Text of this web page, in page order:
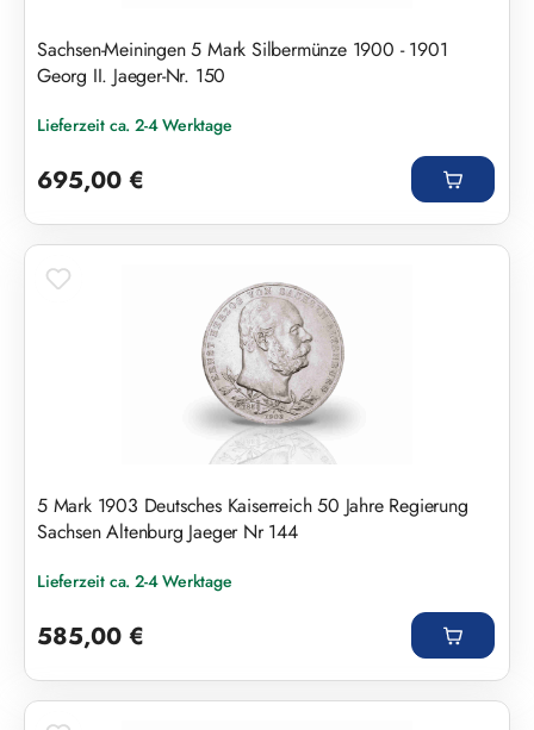
Sachsen-Meiningen 5 Mark Silbermünze 1900 - 1901
Georg II. Jaeger-Nr. 150
Lieferzeit ca. 2-4 Werktage
695,00 €
5 Mark 1903 Deutsches Kaiserreich 50 Jahre Regierung
Sachsen Altenburg Jaeger Nr 144
Lieferzeit ca. 2-4 Werktage
585,00 €